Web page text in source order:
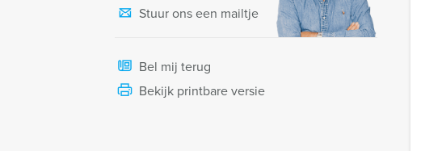
Stuur ons een mailtje
Bel mij terug
Bekijk printbare versie